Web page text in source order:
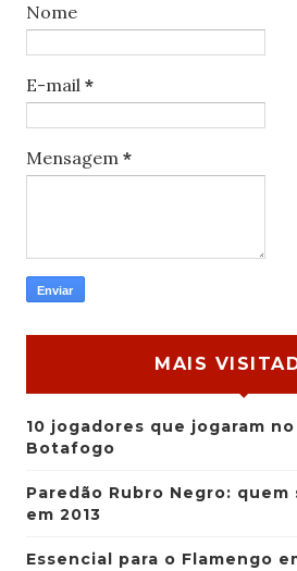
Nome
E-mail *
Mensagem *
MAIS
10 jogadores que jogaram
Botafogo
Paredão Rubro Negro:
em 2013
Essencial para o Flamengo